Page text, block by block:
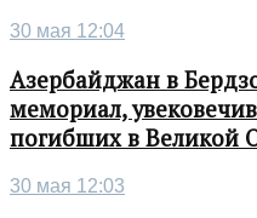
30 мая 12:04
Азербайджан в
мемориал,
погибших в Великой
30 мая 12:03